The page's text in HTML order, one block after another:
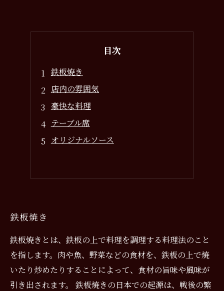
目次
鉄板焼き
店内の雰囲気
豪快な料理
テーブル席
オリジナルソース
鉄板焼き
鉄板焼きとは、鉄板の上で料理を調理する料理法のこと
を指します。肉や魚、野菜などの食材を、鉄板の上で焼
いたり炒めたりすることによって、食材の旨味や風味が
引き出されます。 鉄板焼きの日本での起源は、戦後の繁